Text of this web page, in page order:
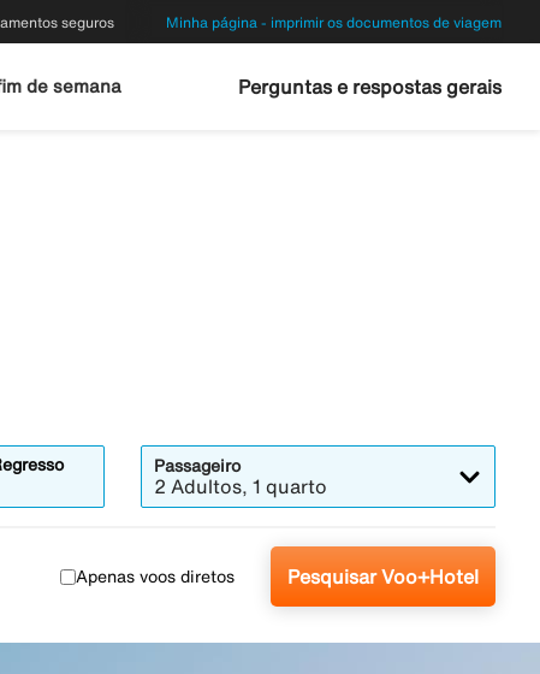
seguros Minha página - imprimir os documentos de viagem
de semana Perguntas e respostas gerais
Passageiro
2 Adultos, 1 quarto
Apenas voos diretos Pesquisar Voo+Hotel